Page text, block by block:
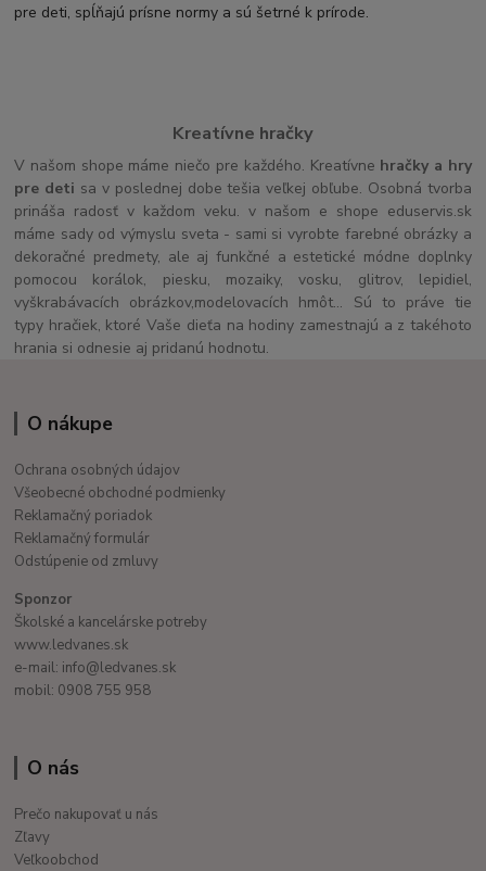
pre deti, spĺňajú prísne normy a sú šetrné k prírode.
Kreatívne hračky
V našom shope máme niečo pre každého. Kreatívne hračky a hry
pre deti sa v poslednej dobe tešia veľkej obľube. Osobná tvorba
prináša radosť v každom veku. v našom e shope eduservis.sk
máme sady od výmyslu sveta - sami si vyrobte farebné obrázky a
dekoračné predmety, ale aj funkčné a estetické módne doplnky
pomocou korálok, piesku, mozaiky, vosku, glitrov, lepidiel,
vyškrabávacích obrázkov,modelovacích hmôt... Sú to práve tie
typy hračiek, ktoré Vaše dieťa na hodiny zamestnajú a z takéhoto
hrania si odnesie aj pridanú hodnotu.
O nákupe
Ochrana osobných údajov
Všeobecné obchodné podmienky
Reklamačný poriadok
Reklamačný formulár
Odstúpenie od zmluvy
Sponzor
Školské a kancelárske potreby
www.ledvanes.sk
e-mail: info@ledvanes.sk
mobil: 0908 755 958
O nás
Prečo nakupovať u nás
Zľavy
Veľkoobchod